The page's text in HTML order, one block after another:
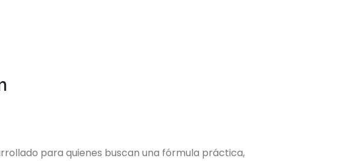
para quienes buscan una fórmula práctica,